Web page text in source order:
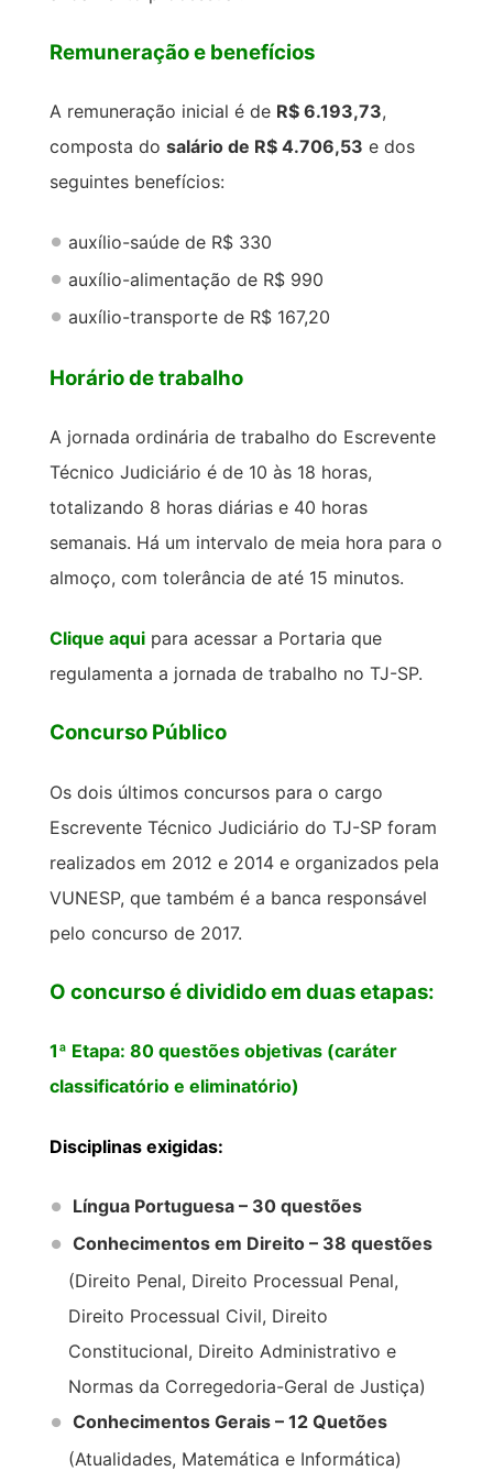
Remuneração e benefícios
A remuneração inicial é de R$ 6.193,73,
composta do salário de R$ 4.706,53 e dos
seguintes benefícios:
auxílio-saúde de R$ 330
auxílio-alimentação de R$ 990
auxílio-transporte de R$ 167,20
Horário de trabalho
A jornada ordinária de trabalho do Escrevente
Técnico Judiciário é de 10 às 18 horas,
totalizando 8 horas diárias e 40 horas
semanais. Há um intervalo de meia hora para o
almoço, com tolerância de até 15 minutos.
Clique aquipara acessar a Portaria que
regulamenta a jornada de trabalho no TJ-SP.
Concurso Público
Os dois últimos concursos para o cargo
Escrevente Técnico Judiciário do TJ-SP foram
realizados em 2012 e 2014 e organizados pela
VUNESP, que também é a banca responsável
pelo concurso de 2017.
O concurso é dividido em duas etapas:
1ª Etapa: 80 questões objetivas (caráter
classificatório e eliminatório)
Disciplinas exigidas:
Língua Portuguesa – 30 questões
Conhecimentos em Direito – 38 questões
(Direito Penal, Direito Processual Penal,
Direito Processual Civil, Direito
Constitucional, Direito Administrativo e
Normas da Corregedoria-Geral de Justiça)
Conhecimentos Gerais – 12 Quetões
(Atualidades, Matemática e Informática)